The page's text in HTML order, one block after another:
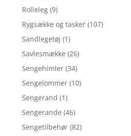
Rolleleg (9)
Rygsække og tasker (107)
Sandlegetøj (1)
Savlesmække (26)
Sengehimler (34)
Sengelommer (10)
Sengerand (1)
Sengerande (46)
Sengetilbehør (82)